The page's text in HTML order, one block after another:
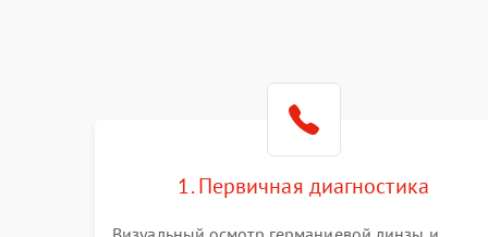
Температурные проблемы
Сбои коммуникаций и интерфейсов
1. Первичная диагностика